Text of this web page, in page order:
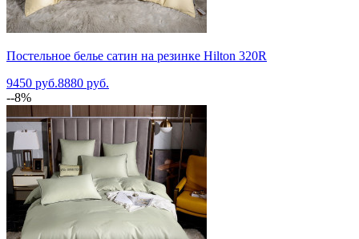
Постельное белье сатин на резинке Hilton 320R
9450 руб.8880 руб.
--8%